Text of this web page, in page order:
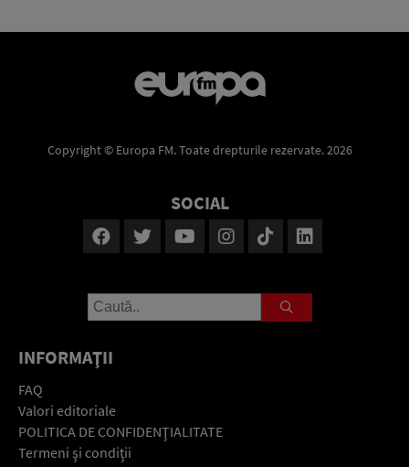
Copyright © Europa FM. Toate drepturile rezervate. 2026
SOCIAL
INFORMAŢII
FAQ
Valori editoriale
POLITICA DE CONFIDENŢIALITATE
Termeni şi condiţii